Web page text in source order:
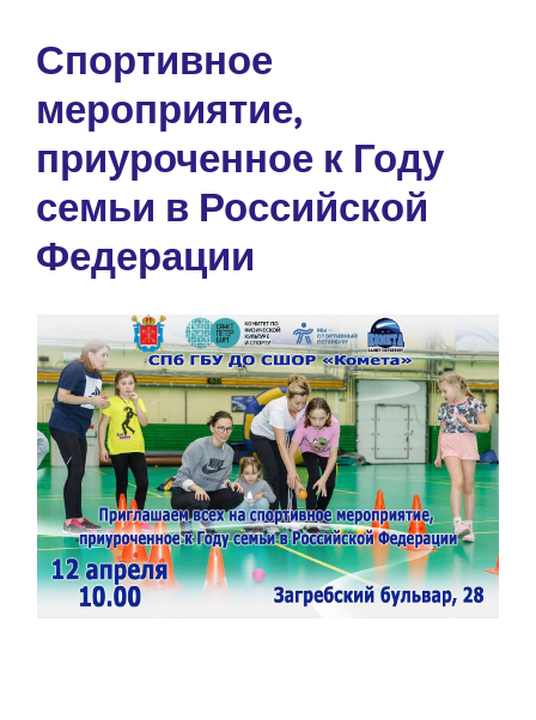
Спортивное
мероприятие,
приуроченное к Году
семьи в Российской
Федерации